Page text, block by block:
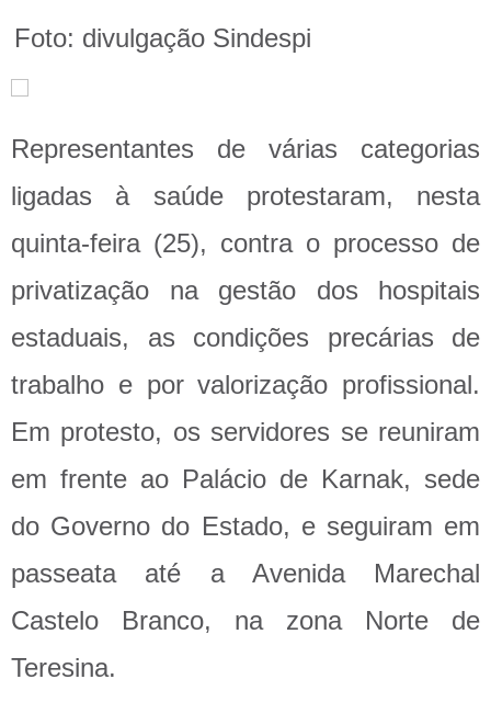
Foto: divulgação Sindespi
Representantes de várias categorias
ligadas à saúde protestaram, nesta
quinta-feira (25), contra o processo de
privatização na gestão dos hospitais
estaduais, as condições precárias de
trabalho e por valorização profissional.
Em protesto, os servidores se reuniram
em frente ao Palácio de Karnak, sede
do Governo do Estado, e seguiram em
passeata até a Avenida Marechal
Castelo Branco, na zona Norte de
Teresina.